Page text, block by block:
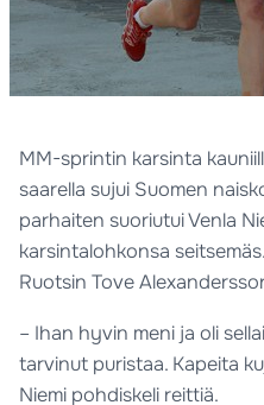
MM-sprintin karsinta
saarella sujui Suomen
parhaiten suoriutui Venla
karsintalohkonsa
Ruotsin Tove
– Ihan hyvin meni ja oli
tarvinut puristaa. Kapeita
Niemi pohdiskeli reittiä.